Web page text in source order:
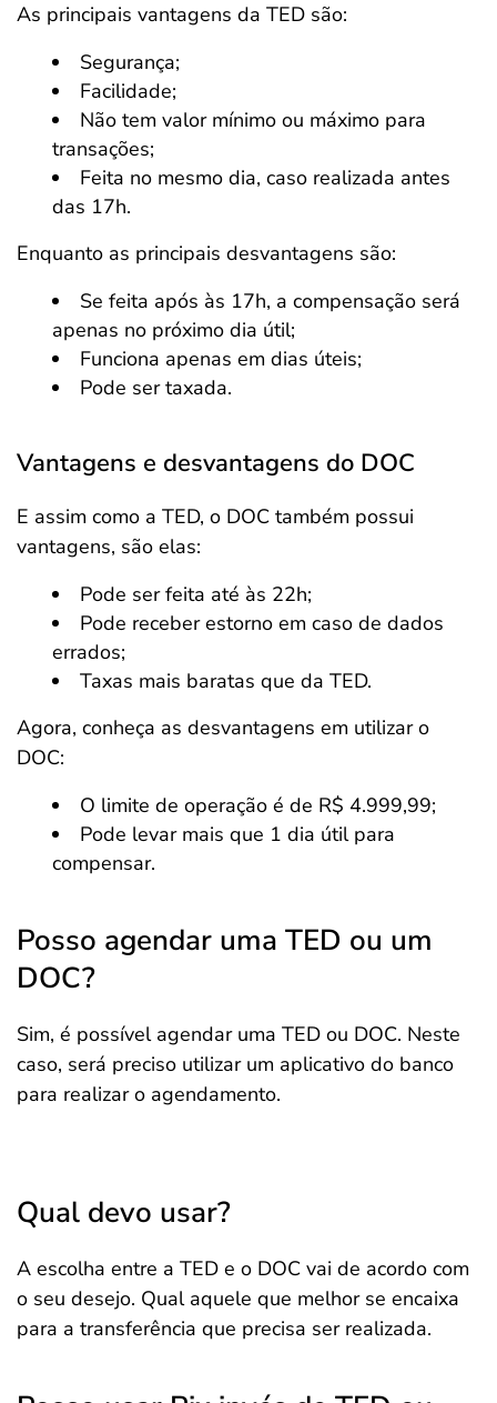
As principais vantagens da TED são:
Segurança;
Facilidade;
Não tem valor mínimo ou máximo para
transações;
Feita no mesmo dia, caso realizada antes
das 17h.
Enquanto as principais desvantagens são:
Se feita após às 17h, a compensação será
apenas no próximo dia útil;
Funciona apenas em dias úteis;
Pode ser taxada.
Vantagens e desvantagens do DOC
E assim como a TED, o DOC também possui
vantagens, são elas:
Pode ser feita até às 22h;
Pode receber estorno em caso de dados
errados;
Taxas mais baratas que da TED.
Agora, conheça as desvantagens em utilizar o
DOC:
O limite de operação é de R$ 4.999,99;
Pode levar mais que 1 dia útil para
compensar.
Posso agendar uma TED ou um
DOC?
Sim, é possível agendar uma TED ou DOC. Neste
caso, será preciso utilizar um aplicativo do banco
para realizar o agendamento.
Qual devo usar?
A escolha entre a TED e o DOC vai de acordo com
o seu desejo. Qual aquele que melhor se encaixa
para a transferência que precisa ser realizada.